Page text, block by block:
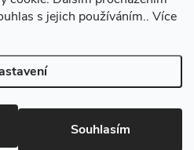
s jejich používáním.. Více
Souhlasím
. Všechna práva vyhrazena.Upravit
cookies